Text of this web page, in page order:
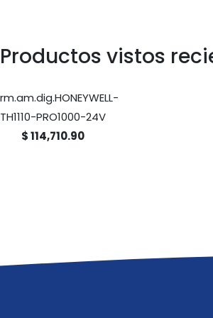
Productos vistos
TH1110-PRO1000-24V
$ 114,710.90